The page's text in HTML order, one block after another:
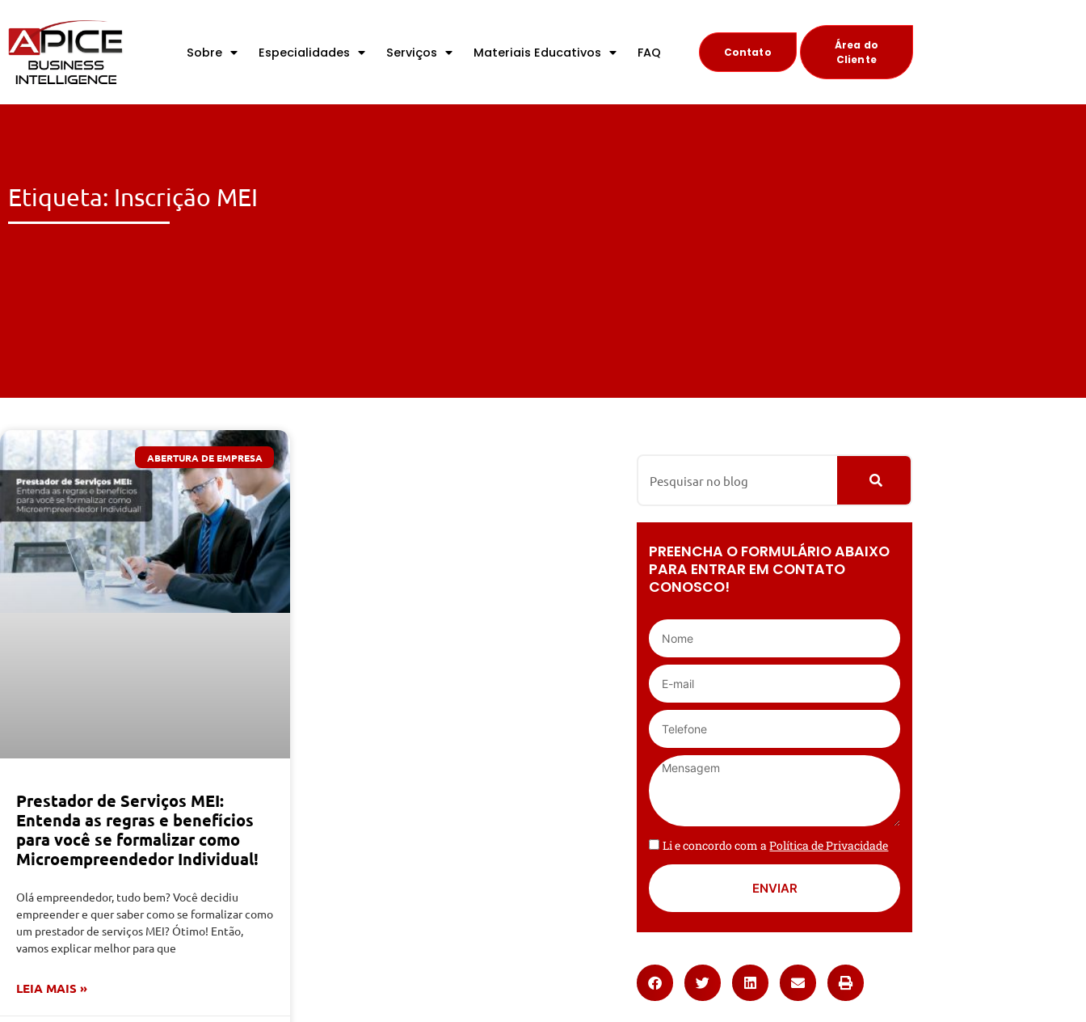
Sobre Especialidades Serviços Materiais Educativos FAQ Contato
Área do
Cliente
Etiqueta: Inscrição MEI
ABERTURA DE EMPRESA
Prestador de Serviços MEI:
Entenda as regras e benefícios
para você se formalizar como
Microempreendedor Individual!
Olá empreendedor, tudo bem? Você decidiu
empreender e quer saber como se formalizar como
um prestador de serviços MEI? Ótimo! Então,
vamos explicar melhor para que
LEIA MAIS »
PREENCHA O FORMULÁRIO ABAIXO
PARA ENTRAR EM CONTATO
CONOSCO!
Li e concordo com aPolítica de Privacidade
ENVIAR